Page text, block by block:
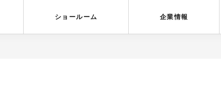
ショールーム
企業情報